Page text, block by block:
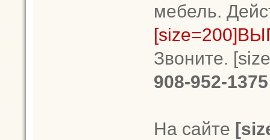
мебель.
Звоните.
908-952-
На сайте